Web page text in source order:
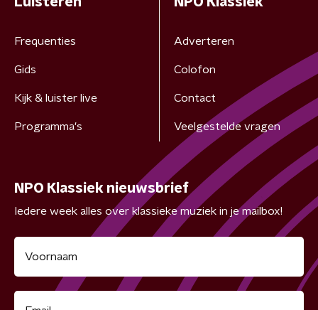
Frequenties
Gids
Kijk & luister live
Programma's
Adverteren
Colofon
Contact
Veelgestelde vragen
NPO Klassiek nieuwsbrief
Iedere week alles over klassieke muziek in je mailbox!